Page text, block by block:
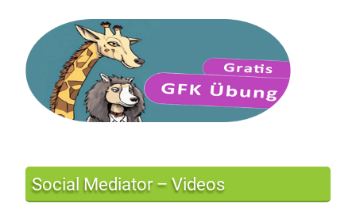
Social Mediator – Videos